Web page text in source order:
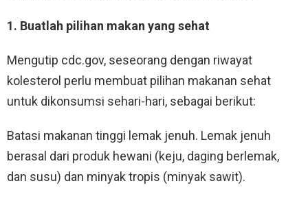
1. Buatlah pilihan makan yang sehat
Mengutip cdc.gov, seseorang dengan riwayat
kolesterol perlu membuat pilihan makanan sehat
untuk dikonsumsi sehari-hari, sebagai berikut:
Batasi makanan tinggi lemak jenuh. Lemak jenuh
berasal dari produk hewani (keju, daging berlemak,
dan susu) dan minyak tropis (minyak sawit).